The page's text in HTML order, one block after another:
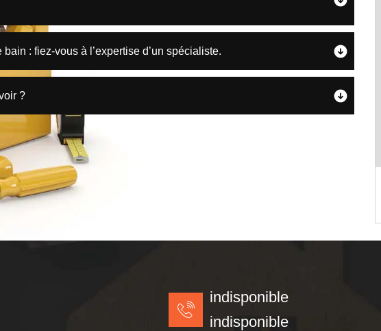
: fiez-vous à l’expertise d’un spécialiste.
?
indisponible
indisponible